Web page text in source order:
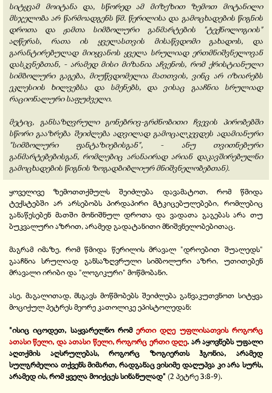
სიტყვამ მოიტანა და, სწორედ ამ მიზეზით ზემოთ მოტანილი
მსჯელობა არ წარმოადგენს წმ. წერილისა და გამოცხადების წიგნის
დროთა და ჟამთა სიმბოლური განმარტების "ტექნოლოგიის"
აღწერას, რათა ის ყველასთვის მისაწვდომი გახადოს, და
გარანტირებულად მიიყვანოს ყველა სრულიად ერთმნიშვნელოვან
დასკვნებთან, - არამედ მისი მიზანია აჩვენოს, რომ ქრისტიანული
სიმბოლური გაგება, მიუწვდომელია მათთვის, ვინც არ იზიარებს
ეკლესიის ხილვებსა და სმენებს, და ვისაც გააჩნია სრულიად
რაციონალური საფუძველი.
მეტიც, განსაზღვრული გონებრივ-გრძნობითი ჩვევის პირობებში
სწორი გააზრება შეიძლება ადვილად გამოცალკევდეს ადამიანური
"სიმბოლური ფანტაზიებისგან", - ანუ თვითნებური
განმარტებებისგან, რომლებიც არანაირად არიან დაკავშირებულნი
გამოცხადების წიგნის ზოგადბიბლიურ მნიშვნელობებთან).
ყოველივე ზემოთთქმულს შეიძლება დავამატოთ, რომ წმიდა
ტექსტებში არ არსებობს პირდაპირი მტკიცებულებები, რომლებიც
განაწესებენ მათში მონიშნულ დროთა და ვადათა გაგებას არა თუ
ბუკვალური აზრით, არამედ გადატანითი მნიშვნელობებითაც.
მაგრამ იმაზე, რომ წმიდა წერილის მრავალ "დროებით შუალედს"
გააჩნია სრულიად განსაზღვრული სიმბოლური აზრი, უთითებენ
მრავალი ირიბი და "ლოგიკური" მოწმობანი.
ასე, მაგალითად, მსგავს მოწმობებს შეიძლება განვაკუთვნოთ სიტყვა
მოციქულ პეტრეს მეორე კათოლიკე ეპისტოლედან:
"ისიც იცოდეთ, საყვარელნო რომ ერთი დღე უფლისათვის როგორც
ათასი წელი, და ათასი წელი, როგორც ერთი დღე. არ აყოვნებს უფალი
აღთქმის აღსრულებას, როგორც ზოგიერთს ჰგონია, არამედ
სულგრძელია თქვენს მიმართ, რადგანაც ვისიმე დაღუპვა კი არა სურს,
არამედ ის, რომ ყველა მოიქცეს სინანულად" (2 პეტრე 3:8-9).